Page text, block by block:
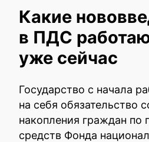
Какие
в ПДС
уже сейчас
Государство с начала
на себя обязательство
накопления граждан по
средств Фонда